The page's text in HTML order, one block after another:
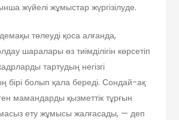
жүйелі жұмыстар жүргізілуде.
төлеуді қоса алғанда,
шаралары өз тиімділігін көрсетіп
тартудың негізгі
бірі болып қала береді. Сондай-ақ
мамандарды қызметтік тұрғын
ету жұмысы жалғасады, — деп